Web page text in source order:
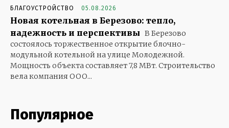
БЛАГОУСТРОЙСТВО 05.08.2026
Новая котельная в Березово: тепло,
надежность и перспективы В Березово
состоялось торжественное открытие блочно-
модульной котельной на улице Молодежной.
Мощность объекта составляет 7,8 МВт. Строительство
вела компания ООО...
Популярное